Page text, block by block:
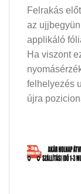
Felrakás
az
applikáló
Ha viszont
felhelyezés
újra